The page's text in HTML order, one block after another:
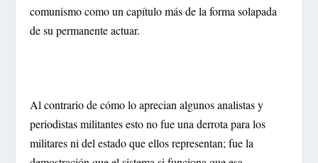
comunismo como un capítulo más de la forma solapada
de su permanente actuar.
Al contrario de cómo lo aprecian algunos analistas y
periodistas militantes esto no fue una derrota para los
militares ni del estado que ellos representan; fue la